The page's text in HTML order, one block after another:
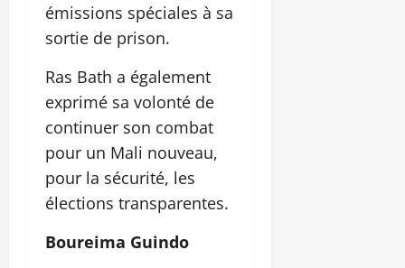
émissions spéciales à sa
sortie de prison.
Ras Bath a également
exprimé sa volonté de
continuer son combat
pour un Mali nouveau,
pour la sécurité, les
élections transparentes.
Boureima Guindo